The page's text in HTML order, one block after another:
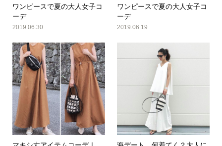
ワンピースで夏の大人女子コ
ーデ
2019.06.30
ワンピースで夏の大人女子コ
ーデ
2019.06.19